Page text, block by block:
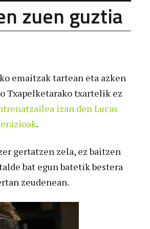
zuen guztia
emaitzak tartean eta azken
Txapelketarako txartelik ez
izan den Lucas
.
gertatzen zela, ez baitzen
bat egun batetik bestera
zeudenean.